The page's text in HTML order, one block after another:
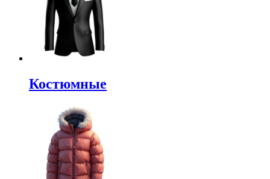
Костюмные